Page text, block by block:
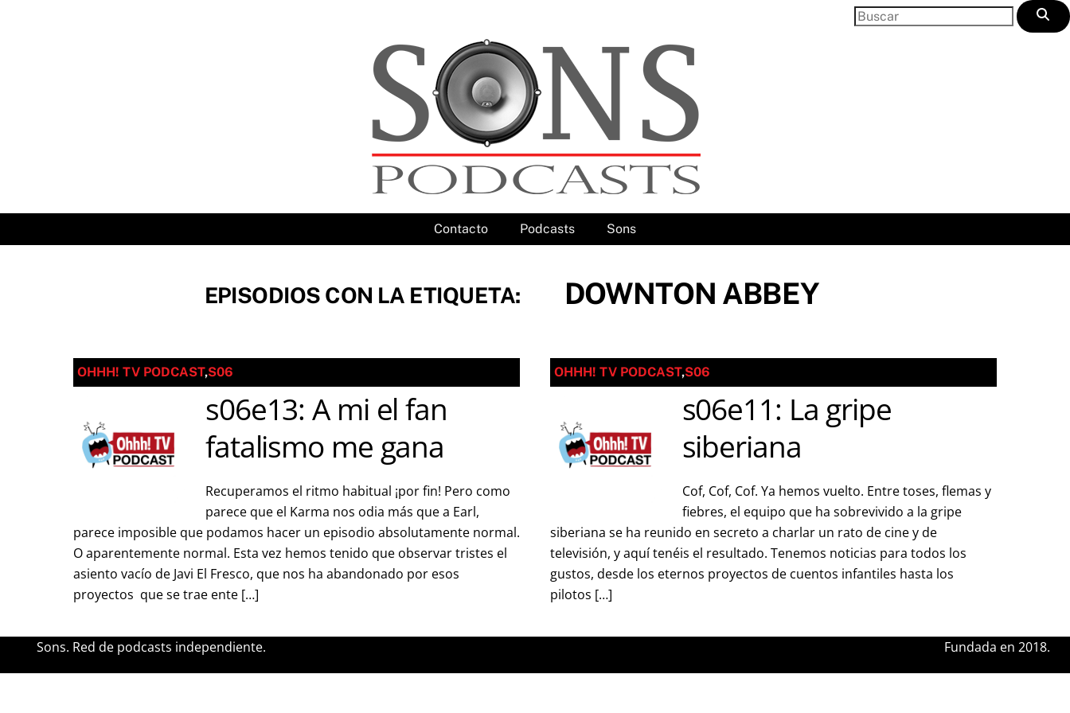
Contacto Podcasts Sons
EPISODIOS CON LA ETIQUETA: DOWNTON ABBEY
OHHH! TV PODCAST,S06
s06e13: A mi el fan
fatalismo me gana
Recuperamos el ritmo habitual ¡por fin! Pero como
parece que el Karma nos odia más que a Earl,
parece imposible que podamos hacer un episodio absolutamente normal.
O aparentemente normal. Esta vez hemos tenido que observar tristes el
asiento vacío de Javi El Fresco, que nos ha abandonado por esos
proyectos que se trae ente […]
OHHH! TV PODCAST,S06
s06e11: La gripe
siberiana
Cof, Cof, Cof. Ya hemos vuelto. Entre toses, flemas y
fiebres, el equipo que ha sobrevivido a la gripe
siberiana se ha reunido en secreto a charlar un rato de cine y de
televisión, y aquí tenéis el resultado. Tenemos noticias para todos los
gustos, desde los eternos proyectos de cuentos infantiles hasta los
pilotos […]
Sons. Red de podcasts independiente. Fundada en 2018.